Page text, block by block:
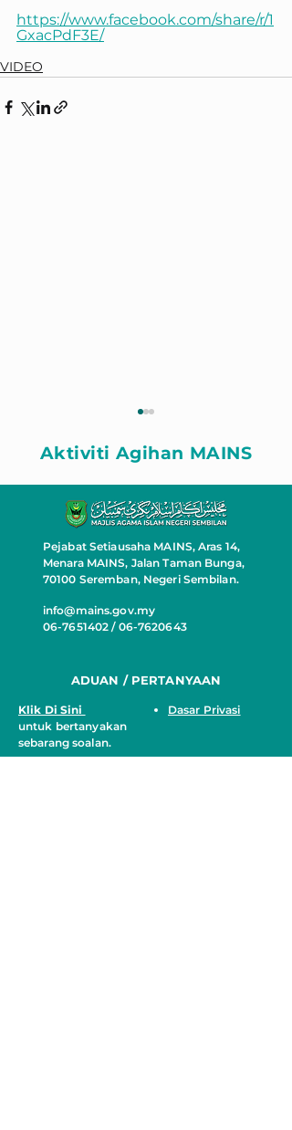
https://www.facebook.com/share/r/1
GxacPdF3E/
VIDEO
ZAKAT BANTU RUMAH
MAWADDAH
Aktiviti Agihan MAINS
Pejabat Setiausaha MAINS, Aras 14,
Menara MAINS, Jalan Taman Bunga,
70100 Seremban, Negeri Sembilan.
info@mains.gov.my
06-7651402 / 06-7620643
ADUAN / PERTANYAAN
Klik Di Sini
untuk bertanyakan
sebarang soalan.
Dasar Privasi